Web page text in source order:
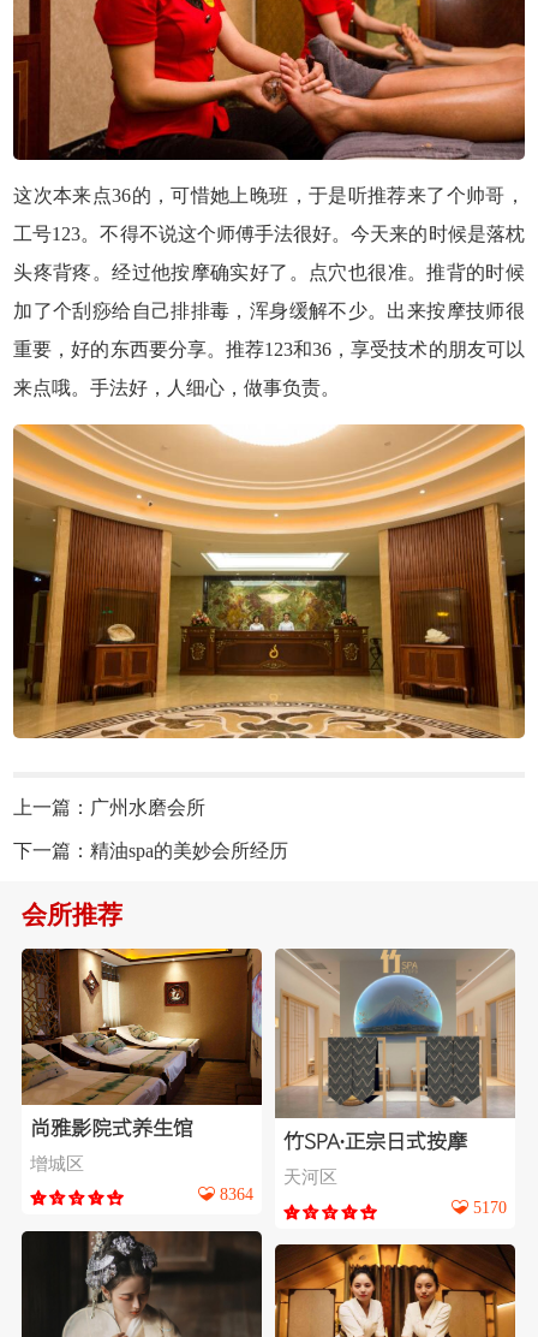
这次本来点36的，可惜她上晚班，于是听推荐来了个帅哥，
工号123。不得不说这个师傅手法很好。今天来的时候是落枕
头疼背疼。经过他按摩确实好了。点穴也很准。推背的时候
加了个刮痧给自己排排毒，浑身缓解不少。出来按摩技师很
重要，好的东西要分享。推荐123和36，享受技术的朋友可以
来点哦。手法好，人细心，做事负责。
上一篇： 广州水磨会所
下一篇：精油spa的美妙会所经历
会所推荐
尚雅影院式养生馆
增城区
8364
竹SPA∙正宗日式按摩
天河区
5170